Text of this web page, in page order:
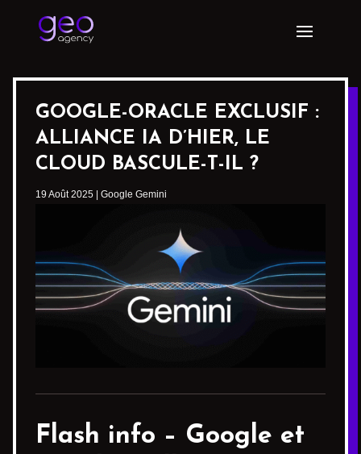
GOOGLE-ORACLE EXCLUSIF :
ALLIANCE IA D’HIER, LE
CLOUD BASCULE-T-IL ?
19 Août 2025 Google Gemini
Flash info – Google et